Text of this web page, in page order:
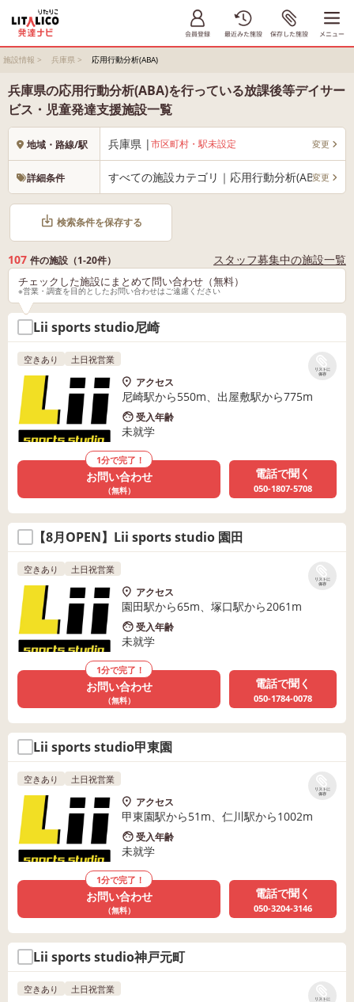
施設情報 > 兵庫県 > 応用行動分析(ABA)
兵庫県の応用行動分析(ABA)を行っている放課後等デイサー
ビス・児童発達支援施設一覧
地域・路線/駅 兵庫県 |市区町村・駅未設定 変更
詳細条件 すべての施設カテゴリ｜応用行動分析(ABA)
変更
検索条件を保存する
107 件の施設（1-20件） スタッフ募集中の施設一覧
チェックした施設にまとめて問い合わせ（無料）
※営業・調査を目的としたお問い合わせはご遠慮ください
Lii sports studio尼崎
リストに
保存
空きあり 土日祝営業
アクセス
尼崎駅から550m、出屋敷駅から775m
受入年齢
未就学
1分で完了！
お問い合わせ
（無料）
電話で聞く
050-1807-5708
【8月OPEN】Lii sports studio 園田
リストに
保存
空きあり 土日祝営業
アクセス
園田駅から65m、塚口駅から2061m
受入年齢
未就学
1分で完了！
お問い合わせ
（無料）
電話で聞く
050-1784-0078
Lii sports studio甲東園
リストに
保存
空きあり 土日祝営業
アクセス
甲東園駅から51m、仁川駅から1002m
受入年齢
未就学
1分で完了！
お問い合わせ
（無料）
電話で聞く
050-3204-3146
Lii sports studio神戸元町
リストに
空きあり 土日祝営業